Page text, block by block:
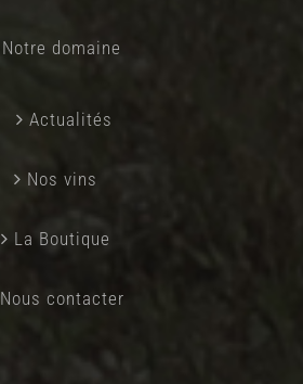
Notre domaine
Actualités
Nos vins
La Boutique
Nous contacter